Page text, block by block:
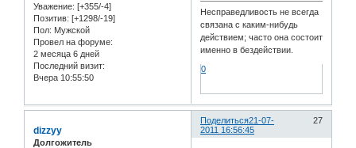
Уважение: [+355/-4]
Позитив: [+1298/-19]
Пол: Мужской
Провел на форуме:
2 месяца 6 дней
Последний визит:
Вчера 10:55:50
Несправедливость не всегда
связана с каким-нибудь
действием; часто она состоит
именно в бездействии.
0
Поделиться 27
21-07-
2011 16:56:45
dizzyy
Долгожитель